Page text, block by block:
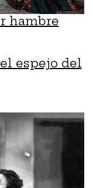
hambre
espejo del